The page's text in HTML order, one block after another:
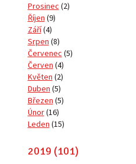
Prosinec (2)
Říjen (9)
Září(4)
Srpen (8)
Červenec (5)
Červen (4)
Květen (2)
Duben (5)
Březen (5)
Únor(16)
Leden (15)
2019 (101)